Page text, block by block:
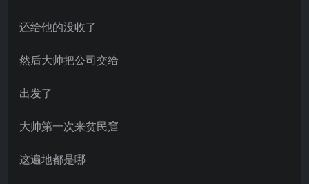
还给他的没收了
然后大帅把公司交给
出发了
大帅第一次来贫民窟
这遍地都是哪